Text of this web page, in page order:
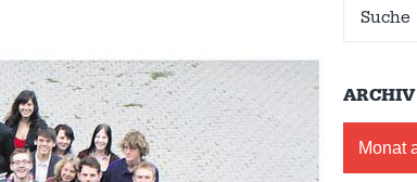
ARCHIV